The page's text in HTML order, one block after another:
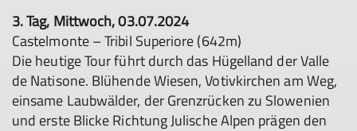
3. Tag, Mittwoch, 03.07.2024
Castelmonte – Tribil Superiore (642m)
Die heutige Tour führt durch das Hügelland der Valle
de Natisone. Blühende Wiesen, Votivkirchen am Weg,
einsame Laubwälder, der Grenzrücken zu Slowenien
und erste Blicke Richtung Julische Alpen prägen den